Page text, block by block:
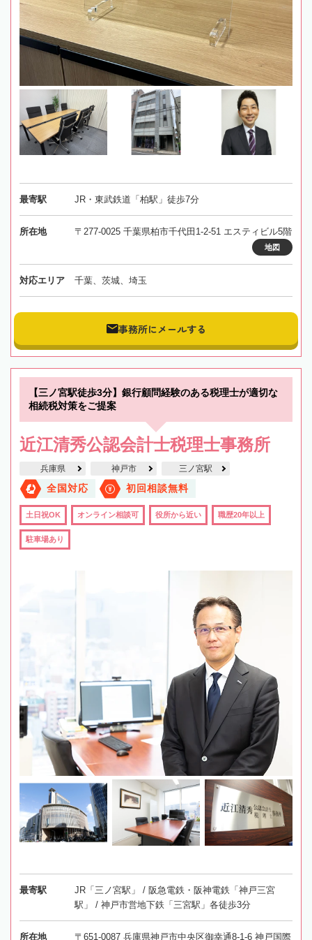
最寄駅 JR・東武鉄道「柏駅」徒歩7分
所在地 〒277-0025 千葉県柏市千代田1-2-51 エスティビル5階
地図
対応エリア 千葉、茨城、埼玉
事務所にメールする
【三ノ宮駅徒歩3分】銀行顧問経験のある税理士が適切な
相続税対策をご提案
近江清秀公認会計士税理士事務所
兵庫県 神戸市 三ノ宮駅
全国対応 初回相談無料
土日祝OK オンライン相談可 役所から近い 職歴20年以上
駐車場あり
最寄駅
JR「三ノ宮駅」 / 阪急電鉄・阪神電鉄「神戸三宮
駅」 / 神戸市営地下鉄「三宮駅」各徒歩3分
所在地 〒651-0087 兵庫県神戸市中央区御幸通8-1-6 神戸国際